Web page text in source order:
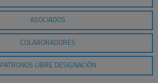
ASOCIADOS
COLABORADORES
PATRONOS LIBRE DESIGNACIÓN